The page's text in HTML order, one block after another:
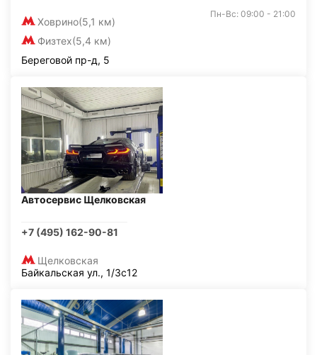
Ховрино(5,1 км)
Физтех(5,4 км)
Пн-Вс: 09:00 - 21:00
Береговой пр-д, 5
Автосервис Щелковская
+7 (495) 162-90-81
Щелковская
Байкальская ул., 1/3с12